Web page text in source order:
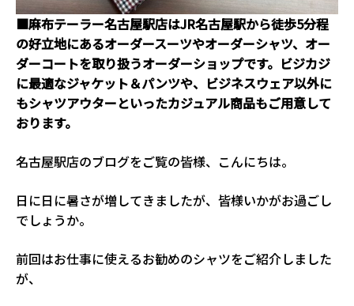
■麻布テーラー名古屋駅店はJR名古屋駅から徒歩5分程
の好立地にあるオーダースーツやオーダーシャツ、オー
ダーコートを取り扱うオーダーショップです。ビジカジ
に最適なジャケット＆パンツや、ビジネスウェア以外に
もシャツアウターといったカジュアル商品もご用意して
おります。
名古屋駅店のブログをご覧の皆様、こんにちは。
日に日に暑さが増してきましたが、皆様いかがお過ごし
でしょうか。
前回はお仕事に使えるお勧めのシャツをご紹介しました
が、